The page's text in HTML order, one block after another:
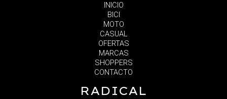
INICIO
BICI
MOTO
CASUAL
OFERTAS
MARCAS
SHOPPERS
CONTACTO
RADICAL